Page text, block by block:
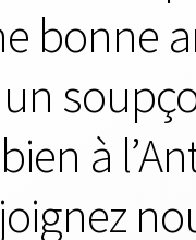
bonne
à